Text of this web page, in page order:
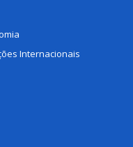
Internacionais